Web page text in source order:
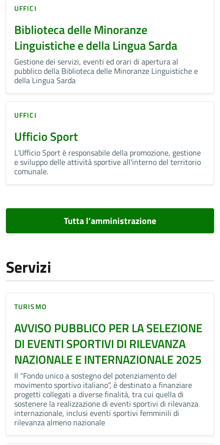
UFFICI
Biblioteca delle Minoranze
Linguistiche e della Lingua Sarda
Gestione dei servizi, eventi ed orari di apertura al
pubblico della Biblioteca delle Minoranze Linguistiche e
della Lingua Sarda
UFFICI
Ufficio Sport
L'Ufficio Sport è responsabile della promozione, gestione
e sviluppo delle attività sportive all'interno del territorio
comunale.
Tutta l’amministrazione
Servizi
TURISMO
AVVISO PUBBLICO PER LA SELEZIONE
DI EVENTI SPORTIVI DI RILEVANZA
NAZIONALE E INTERNAZIONALE 2025
Il “Fondo unico a sostegno del potenziamento del
movimento sportivo italiano”, è destinato a finanziare
progetti collegati a diverse finalità, tra cui quella di
sostenere la realizzazione di eventi sportivi di rilevanza
internazionale, inclusi eventi sportivi femminili di
rilevanza almeno nazionale